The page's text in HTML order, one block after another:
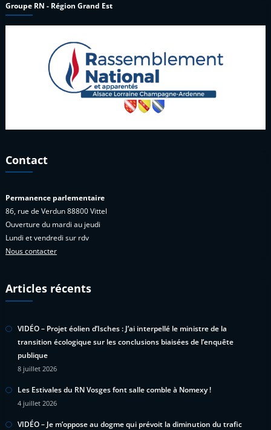
Groupe RN - Région Grand Est
Contact
Permanence parlementaire
86, rue de Verdun 88800 Vittel
Ouverture du mardi au jeudi
Lundi et vendredi sur rdv
Nous contacter
Articles récents
VIDÉO – Projet éolien d’Isches : J’ai interpellé le ministre de la
transition écologique sur les conclusions biaisées de l’enquête
publique
8 juillet 2026
Les Estivales du RN Vosges font salle comble à Nomexy !
4 juillet 2026
VIDÉO – Je m’oppose au dogme qui prévoit la diminution du trafic